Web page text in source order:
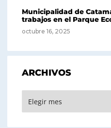
Municipalidad de
trabajos en el Parque
octubre 16, 2025
ARCHIVOS